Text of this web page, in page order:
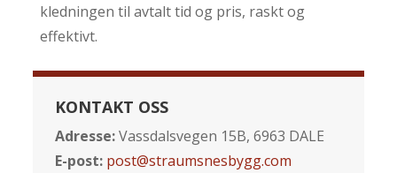
kledningen til avtalt tid og pris, raskt og
effektivt.
KONTAKT OSS
Adresse:Vassdalsvegen 15B, 6963 DALE
E-post: post@straumsnesbygg.com